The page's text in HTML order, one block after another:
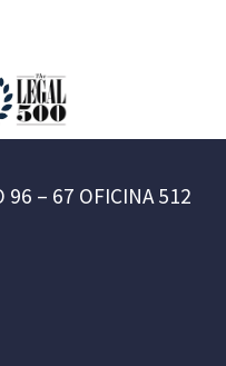
96 – 67 OFICINA 512